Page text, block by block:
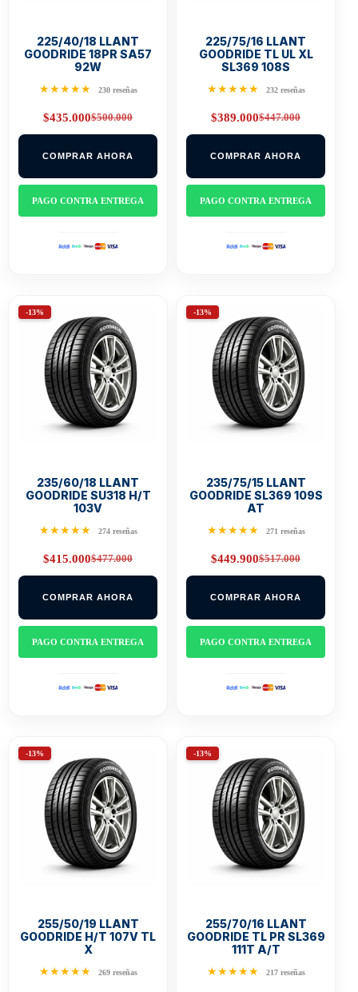
225/40/18 LLANT
GOODRIDE 18PR SA57
92W
★★★★★ 230 reseñas
$500.000
Original
price
$500.000.
$435.000Current
price
$435.000.
COMPRAR AHORA
PAGO CONTRA ENTREGA
225/75/16 LLANT
GOODRIDE TL UL XL
SL369 108S
★★★★★ 232 reseñas
$447.000
Original
price
$447.000.
$389.000Current
price
$389.000.
COMPRAR AHORA
PAGO CONTRA ENTREGA
-13%
235/60/18 LLANT
GOODRIDE SU318 H/T
103V
★★★★★ 274 reseñas
$477.000
Original
price
$477.000.
$415.000Current
price
$415.000.
COMPRAR AHORA
PAGO CONTRA ENTREGA
-13%
235/75/15 LLANT
GOODRIDE SL369 109S
AT
★★★★★ 271 reseñas
$517.000
Original
price
$517.000.
$449.900Current
price
$449.900.
COMPRAR AHORA
PAGO CONTRA ENTREGA
-13%
255/50/19 LLANT
GOODRIDE H/T 107V TL
X
★★★★★ 269 reseñas
-13%
255/70/16 LLANT
GOODRIDE TL PR SL369
111T A/T
★★★★★ 217 reseñas